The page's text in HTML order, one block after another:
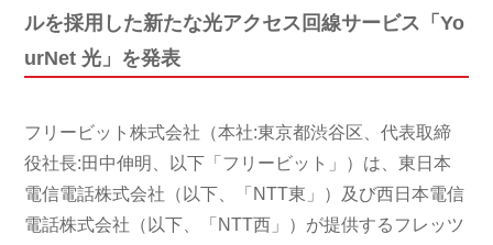
ルを採用した新たな光アクセス回線サービス「Yo
urNet 光」を発表
フリービット株式会社（本社:東京都渋谷区、代表取締
役社長:田中伸明、以下「フリービット」）は、東日本
電信電話株式会社（以下、「NTT東」）及び西日本電信
電話株式会社（以下、「NTT西」）が提供するフレッツ